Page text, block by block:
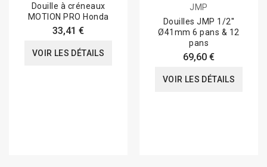
Douille à créneaux
MOTION PRO Honda
33,41 €
VOIR LES DÉTAILS
JMP
Douilles JMP 1/2''
Ø41mm 6 pans & 12
pans
69,60 €
VOIR LES DÉTAILS